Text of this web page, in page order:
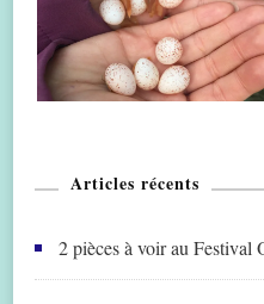
Articles récents
2 pièces à voir au Festival